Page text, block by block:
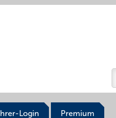
Login Premium